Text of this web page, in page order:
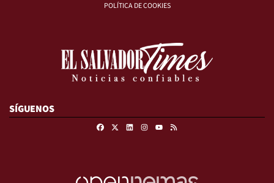
POLÍTICA DE COOKIES
SÍGUENOS
FacebookLinkedinInstagram